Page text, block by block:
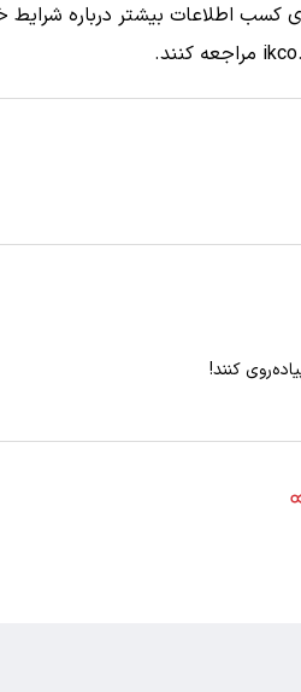
کسب اطلاعات بیشتر درباره
کنند!